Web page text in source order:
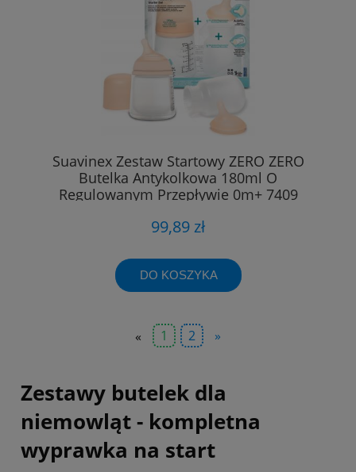
Suavinex Zestaw Startowy ZERO ZERO
Butelka Antykolkowa 180ml O
Regulowanym Przepływie 0m+ 7409
99,89 zł
DO KOSZYKA
« 1 2 »
Zestawy butelek dla
niemowląt - kompletna
wyprawka na start